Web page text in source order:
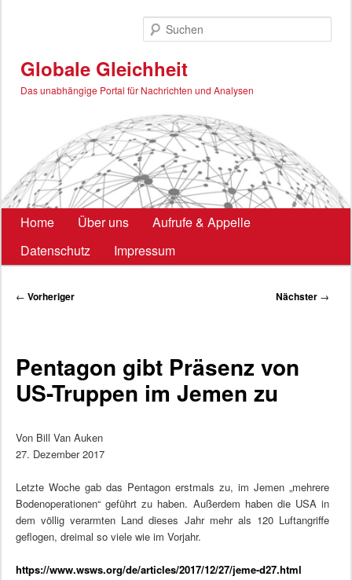
Globale Gleichheit
Das unabhängige Portal für Nachrichten und Analysen
Hauptmenü
Home Über uns
Aufrufe & Appelle
Datenschutz
Impressum
Beitragsnavigation
← Vorheriger Nächster →
Pentagon gibt Präsenz von
US-Truppen im Jemen zu
Von Bill Van Auken
27. Dezember 2017
Letzte Woche gab das Pentagon erstmals zu, im Jemen „mehrere
Bodenoperationen“ geführt zu haben. Außerdem haben die USA in
dem völlig verarmten Land dieses Jahr mehr als 120 Luftangriffe
geflogen, dreimal so viele wie im Vorjahr.
https://www.wsws.org/de/articles/2017/12/27/jeme-d27.html